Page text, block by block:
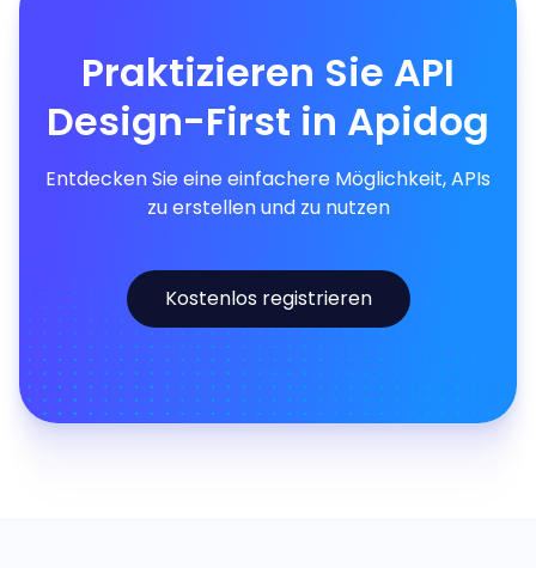
Praktizieren Sie API
Design-First in Apidog
Entdecken Sie eine einfachere Möglichkeit, APIs
zu erstellen und zu nutzen
Kostenlos registrieren